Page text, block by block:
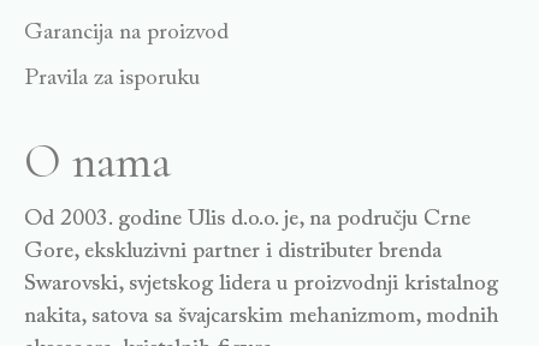
Garancija na proizvod
Pravila za isporuku
O nama
Od 2003. godine Ulis d.o.o. je, na području Crne
Gore, ekskluzivni partner i distributer brenda
Swarovski, svjetskog lidera u proizvodnji kristalnog
nakita, satova sa švajcarskim mehanizmom, modnih